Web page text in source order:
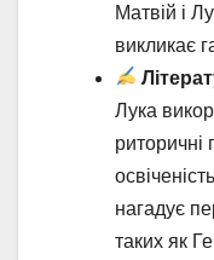
Матвій і
викликає
Лука
нагадує
таких як